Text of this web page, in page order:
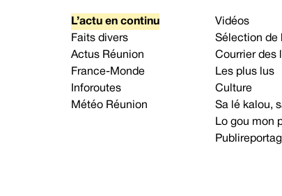
L’actu en continu
Faits divers
Actus Réunion
France-Monde
Inforoutes
Météo Réunion
Vidéos
Sélection de
Courrier des
Les plus lus
Culture
Sa lé kalou,
Lo gou mon